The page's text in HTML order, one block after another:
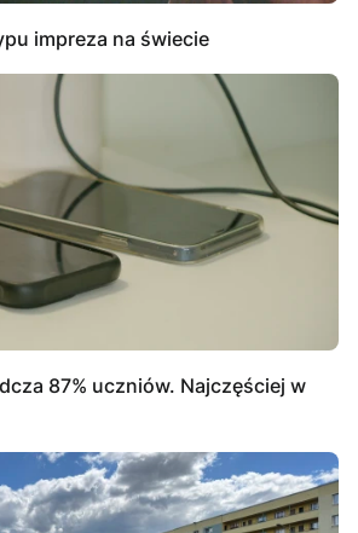
impreza na świecie
87% uczniów. Najczęściej w